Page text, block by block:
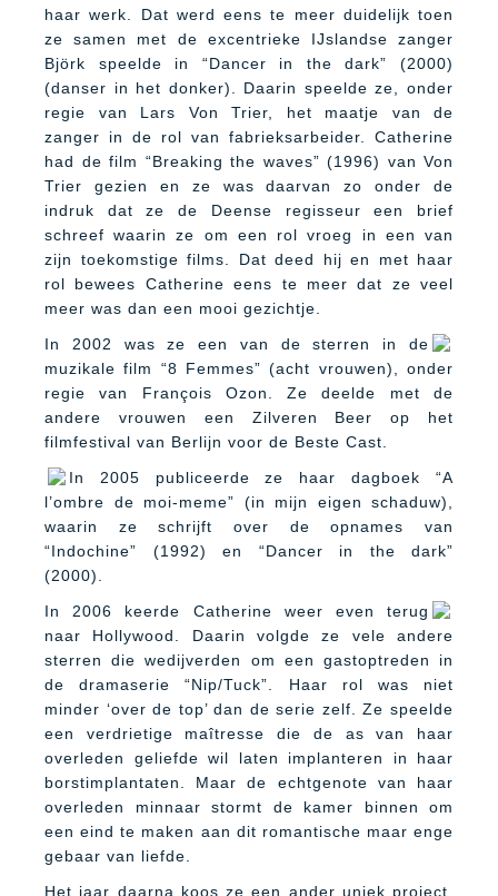
haar werk. Dat werd eens te meer duidelijk toen
ze samen met de excentrieke IJslandse zanger
Björk speelde in “Dancer in the dark” (2000)
(danser in het donker). Daarin speelde ze, onder
regie van Lars Von Trier, het maatje van de
zanger in de rol van fabrieksarbeider. Catherine
had de film “Breaking the waves” (1996) van Von
Trier gezien en ze was daarvan zo onder de
indruk dat ze de Deense regisseur een brief
schreef waarin ze om een rol vroeg in een van
zijn toekomstige films. Dat deed hij en met haar
rol bewees Catherine eens te meer dat ze veel
meer was dan een mooi gezichtje.
In 2002 was ze een van de sterren in de
muzikale film “8 Femmes” (acht vrouwen), onder
regie van François Ozon. Ze deelde met de
andere vrouwen een Zilveren Beer op het
filmfestival van Berlijn voor de Beste Cast.
In 2005 publiceerde ze haar dagboek “A
l’ombre de moi-meme” (in mijn eigen schaduw),
waarin ze schrijft over de opnames van
“Indochine” (1992) en “Dancer in the dark”
(2000).
In 2006 keerde Catherine weer even terug
naar Hollywood. Daarin volgde ze vele andere
sterren die wedijverden om een gastoptreden in
de dramaserie “Nip/Tuck”. Haar rol was niet
minder ‘over de top’ dan de serie zelf. Ze speelde
een verdrietige maîtresse die de as van haar
overleden geliefde wil laten implanteren in haar
borstimplantaten. Maar de echtgenote van haar
overleden minnaar stormt de kamer binnen om
een eind te maken aan dit romantische maar enge
gebaar van liefde.
Het jaar daarna koos ze een ander uniek project.